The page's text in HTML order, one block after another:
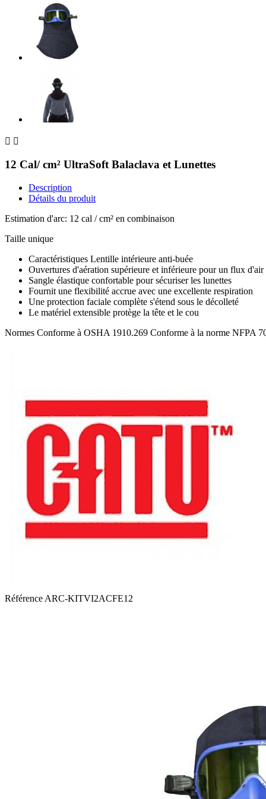
 
12 Cal/ cm² UltraSoft Balaclava et Lunettes
Description
Détails du produit
Estimation d'arc: 12 cal / cm² en combinaison
Taille unique
Caractéristiques Lentille intérieure anti-buée
Ouvertures d'aération supérieure et inférieure pour un flux d'air
Sangle élastique confortable pour sécuriser les lunettes
Fournit une flexibilité accrue avec une excellente respiration
Une protection faciale complète s'étend sous le décolleté
Le matériel extensible protège la tête et le cou
Normes Conforme à OSHA 1910.269 Conforme à la norme NFPA
Référence ARC-KITVI2ACFE12